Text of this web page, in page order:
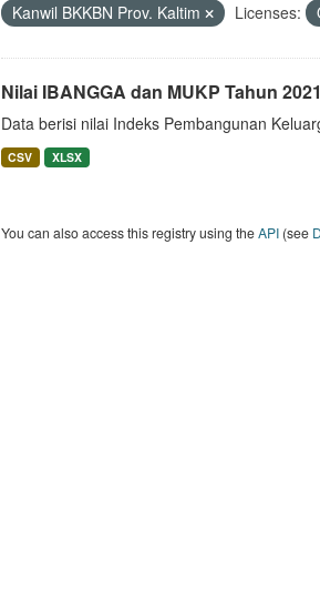
Kanwil BKKBN Prov. Kaltim
Licenses:
Nilai IBANGGA dan MUKP Tahun
Data berisi nilai Indeks Pembangunan
CSV XLSX
You can also access this registry using theAPI(see